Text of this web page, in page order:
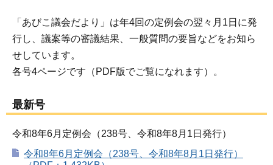
「あびこ議会だより」は年4回の定例会の翌々月1日に発
行し、議案等の審議結果、一般質問の要旨などをお知ら
せしています。
各号4ページです（PDF版でご覧になれます）。
最新号
令和8年6月定例会（238号、令和8年8月1日発行）
令和8年6月定例会（238号、令和8年8月1日発行）